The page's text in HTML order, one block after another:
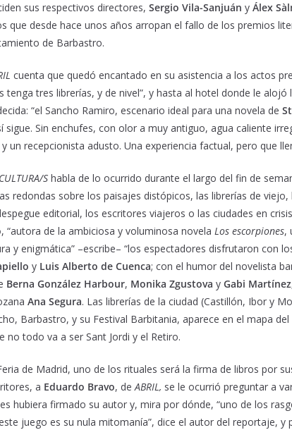
sus respectivos directores, Sergio Vila-Sanjuán y Álex
que desde hace unos años arropan el fallo de los premios
de Barbastro.
cuenta que quedó encantado en su asistencia a los actos
tenga tres librerías, y de nivel”, y hasta al hotel donde le alojó
“el Sancho Ramiro, escenario ideal para una novela de
sigue. Sin enchufes, con olor a muy antiguo, agua caliente
un recepcionista adusto. Una experiencia factual, pero que
CULTURA/S habla de lo ocurrido durante el largo del fin de
redondas sobre los paisajes distópicos, las librerías de
editorial, los escritores viajeros o las ciudades en
, “autora de la ambiciosa y voluminosa novela Los escorpiones,
y enigmática” –escribe– “los espectadores disfrutaron con
y Luis Alberto de Cuenca; con el humor del novelista
Berna González Harbour, Monika Zgustova y Gabi Martínez
Ana Segura. Las librerías de la ciudad (Castillón, Ibor y
Barbastro, y su Festival Barbitania, aparece en el mapa
no todo va a ser Sant Jordi y el Retiro.
de Madrid, uno de los rituales será la firma de libros por
a Eduardo Bravo, deABRIL, se le ocurrió preguntar a
hubiera firmado su autor y, mira por dónde, “uno de los
juego es su nula mitomanía”, dice el autor del reportaje,